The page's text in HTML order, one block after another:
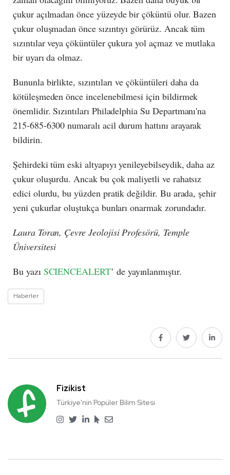
çukur açılmadan önce yüzeyde bir çöküntü olur. Bazen
çukur oluşmadan önce sızıntıyı görürüz. Ancak tüm
sızıntılar veya çöküntüler çukura yol açmaz ve mutlaka
bir uyarı da olmaz.
Bununla birlikte, sızıntıları ve çöküntüleri daha da
kötüleşmeden önce incelenebilmesi için bildirmek
önemlidir. Sızıntıları Philadelphia Su Departmanı'na
215-685-6300 numaralı acil durum hattını arayarak
bildirin.
Şehirdeki tüm eski altyapıyı yenileyebilseydik, daha az
çukur oluşurdu. Ancak bu çok maliyetli ve rahatsız
edici olurdu, bu yüzden pratik değildir. Bu arada, şehir
yeni çukurlar oluştukça bunları onarmak zorundadır.
Laura Toran, Çevre Jeolojisi Profesörü, Temple
Üniversitesi
Bu yazı SCIENCEALERT’ de yayınlanmıştır.
Haberler
Fizikist
Türkiye'nin Popüler Bilim Sitesi